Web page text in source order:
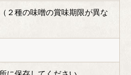
２種の味噌の賞味期限が異な